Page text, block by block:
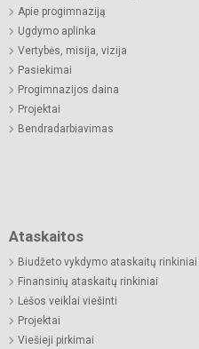
Apie progimnaziją
Ugdymo aplinka
Vertybės, misija, vizija
Pasiekimai
Progimnazijos daina
Projektai
Bendradarbiavimas
Ataskaitos
Biudžeto vykdymo ataskaitų rinkiniai
Finansinių ataskaitų rinkiniai
Lėšos veiklai viešinti
Projektai
Viešieji pirkimai